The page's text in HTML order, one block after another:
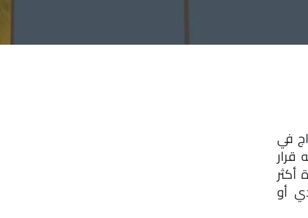
طلب الطلاق هو أحد الحلول الشرعية التي شُرعت لإنهاء عقد الزواج في
حالة استحالة العشرة واستمرار الحياة الزوجية بين الزوجين. رغم أنه قرار
صعب، إلا أنه قد يكون ضروريًا لحماية حقوق الطرفين وضمان حياة أكثر
استقرارًا لكل منهما، خاصة إذا كان هناك ضرر نفسي أو جسدي أو